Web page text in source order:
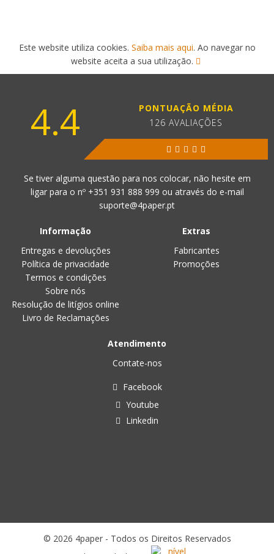
Este website utiliza cookies. Saiba mais aqui. Ao navegar no
website aceita a sua utilização.
4.4
PONTUAÇÃO MÉDIA
126 AVALIAÇÕES
Se tiver alguma questão para nos colocar, não hesite em
ligar para o nº +351 931 888 999 ou através do e-mail
suporte@4paper.pt
Informação
Entregas e devoluções
Política de privacidade
Termos e condições
Sobre nós
Resolução de litígios online
Livro de Reclamações
Extras
Fabricantes
Promoções
Atendimento
Contate-nos
Facebook
Youtube
Linkedin
© 2026 4paper - Todos os Direitos Reservados